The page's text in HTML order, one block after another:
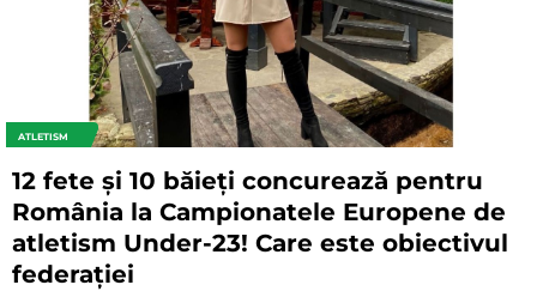
ATLETISM
12 fete și 10 băieți concurează pentru
România la Campionatele Europene de
atletism Under-23! Care este obiectivul
federației